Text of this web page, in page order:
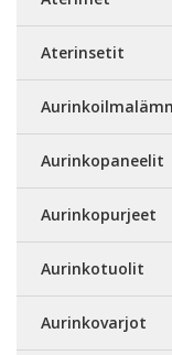
Aterinsetit
Aurinkopaneelit
Aurinkopurjeet
Aurinkotuolit
Aurinkovarjot